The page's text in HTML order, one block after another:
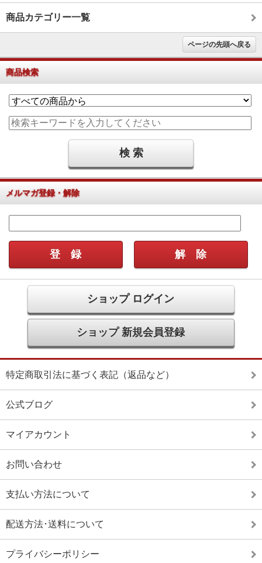
商品カテゴリー一覧
ページの先頭へ戻る
商品検索
メルマガ登録・解除
ショップ ログイン
ショップ 新規会員登録
特定商取引法に基づく表記（返品など）
公式ブログ
マイアカウント
お問い合わせ
支払い方法について
配送方法･送料について
プライバシーポリシー